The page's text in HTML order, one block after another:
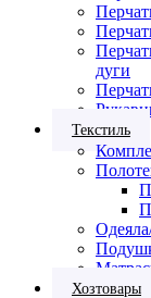
дуги
Текстиль
Хозтовары